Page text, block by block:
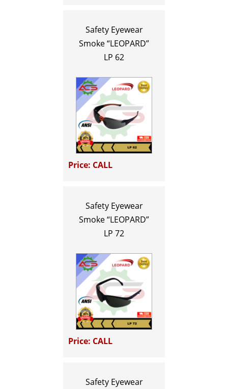
Safety Eyewear
Smoke “LEOPARD”
LP 62
Price: CALL
Safety Eyewear
Smoke “LEOPARD”
LP 72
Price: CALL
Safety Eyewear